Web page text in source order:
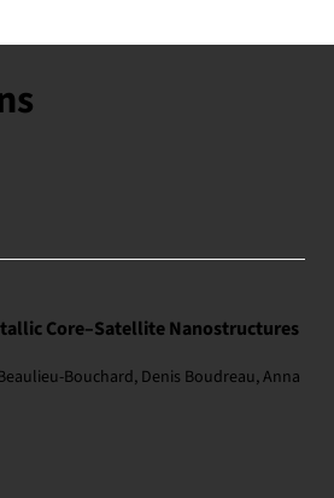
Core–Satellite Nanostructures
Bouchard, Denis Boudreau, Anna